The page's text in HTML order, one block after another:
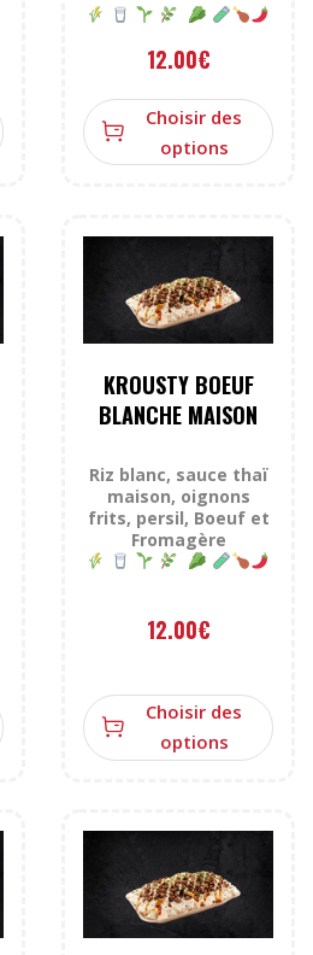
12.00€
Choisir des
options
KROUSTY BOEUF
BLANCHE MAISON
Riz blanc, sauce thaï
maison, oignons
frits, persil, Boeuf et
Fromagère
12.00€
Choisir des
options